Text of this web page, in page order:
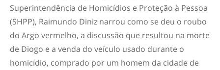
Superintendência de Homicídios e Proteção à Pessoa
(SHPP), Raimundo Diniz narrou como se deu o roubo
do Argo vermelho, a discussão que resultou na morte
de Diogo e a venda do veículo usado durante o
homicídio, comprado por um homem da cidade de